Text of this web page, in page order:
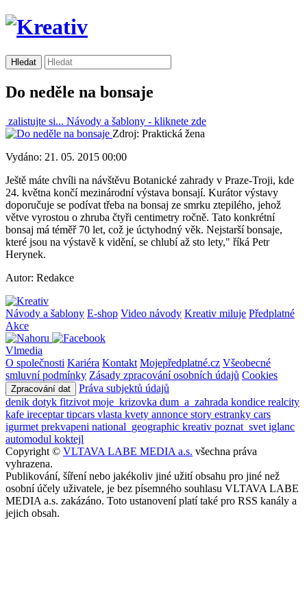
Do neděle na bonsaje
zalistujte si... Návody a šablony - kliknete zde
Zdroj: Praktická žena
Vydáno: 21. 05. 2015 00:00
Ještě máte chvíli na návštěvu Botanické zahrady v Praze-Troji, kde
24. května končí mezinárodní výstava bonsají. Kurátor výstavy
doporučuje se podívat třeba na bonsaj ze smrku ztepilého, jehož
větve vyrostou o zhruba čtyři centimetry ročně. Tato konkrétní
bonsaj má téměř 70 let, což je úctyhodný věk. Nejstarší bonsaje,
které jsou na výstavě k vidění, se chlubí až sto lety," říká Petr
Herynek.
Autor: Redakce
Návody a šablony E-shop Video návody Kreativ miluje Předplatné
Akce
Vlmedia
O společnosti Kariéra Kontakt Mojepředplatné.cz Všeobecné
smluvní podmínky Zásady zpracování osobních údajů Cookies
Zpracování dat
Práva subjektů údajů
denik dotyk fitzivot moje_krizovka dum_a_zahrada kondice realcity
kafe ireceptartipcars vlasta kvety annonce story estranky cars
igurmet prekvapeni national_geographic kreativ poznat_svet iglanc
automodul koktejl
Copyright © VLTAVA LABE MEDIA a.s. všechna práva
vyhrazena.
Publikování, šíření nebo jakékoliv jiné užití obsahu pro jiné než
osobní účely uživatele, je bez písemného souhlasu VLTAVA LABE
MEDIA a.s. zakázáno. Toto ustanovení platí také pro RSS kanály a
jejich obsah.